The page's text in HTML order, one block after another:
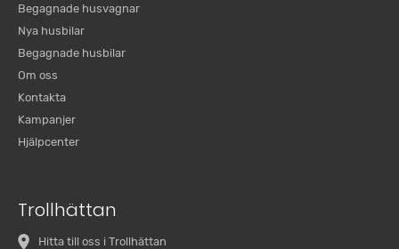
Begagnade husvagnar
Nya husbilar
Begagnade husbilar
Om oss
Kontakta
Kampanjer
Hjälpcenter
Trollhättan
Hitta till oss i Trollhättan